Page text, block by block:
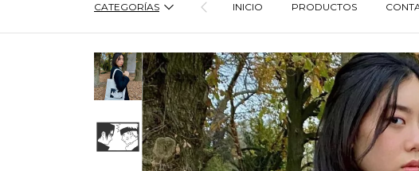
CATEGORÍAS INICIO PRODUCTOS